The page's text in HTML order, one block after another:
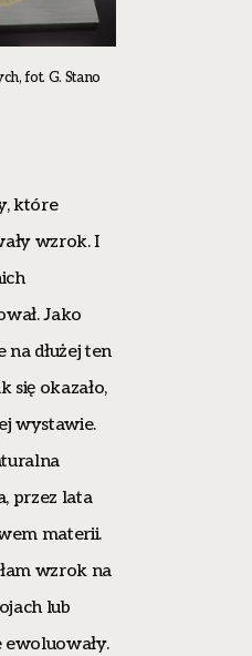
fot. G. Stano
które
wzrok. I
Jako
dłużej ten
się okazało,
wystawie.
przez lata
materii.
wzrok na
lub
ewoluowały.